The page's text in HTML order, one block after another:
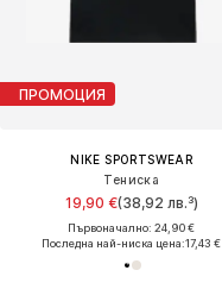
ПРОМОЦИЯ
NIKE SPORTSWEAR
Тениска
19,90 €(38,92 лв.³)
Първоначално: 24,90 €
Последна най-ниска цена:17,43 €